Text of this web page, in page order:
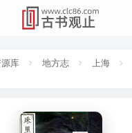
库 地方志 上海